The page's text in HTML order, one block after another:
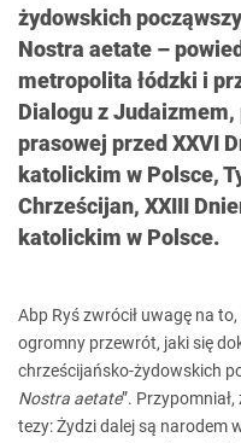
żydowskich
Nostra aetate –
metropolita łódzki i
Dialogu z
prasowej przed XXVI
katolickim w Polsce,
Chrześcijan, XXIII
katolickim w Polsce.
Abp Ryś zwrócił uwagę na
ogromny przewrót, jaki się
chrześcijańsko-żydowskich
Nostra aetate”.
tezy: Żydzi dalej są narodem